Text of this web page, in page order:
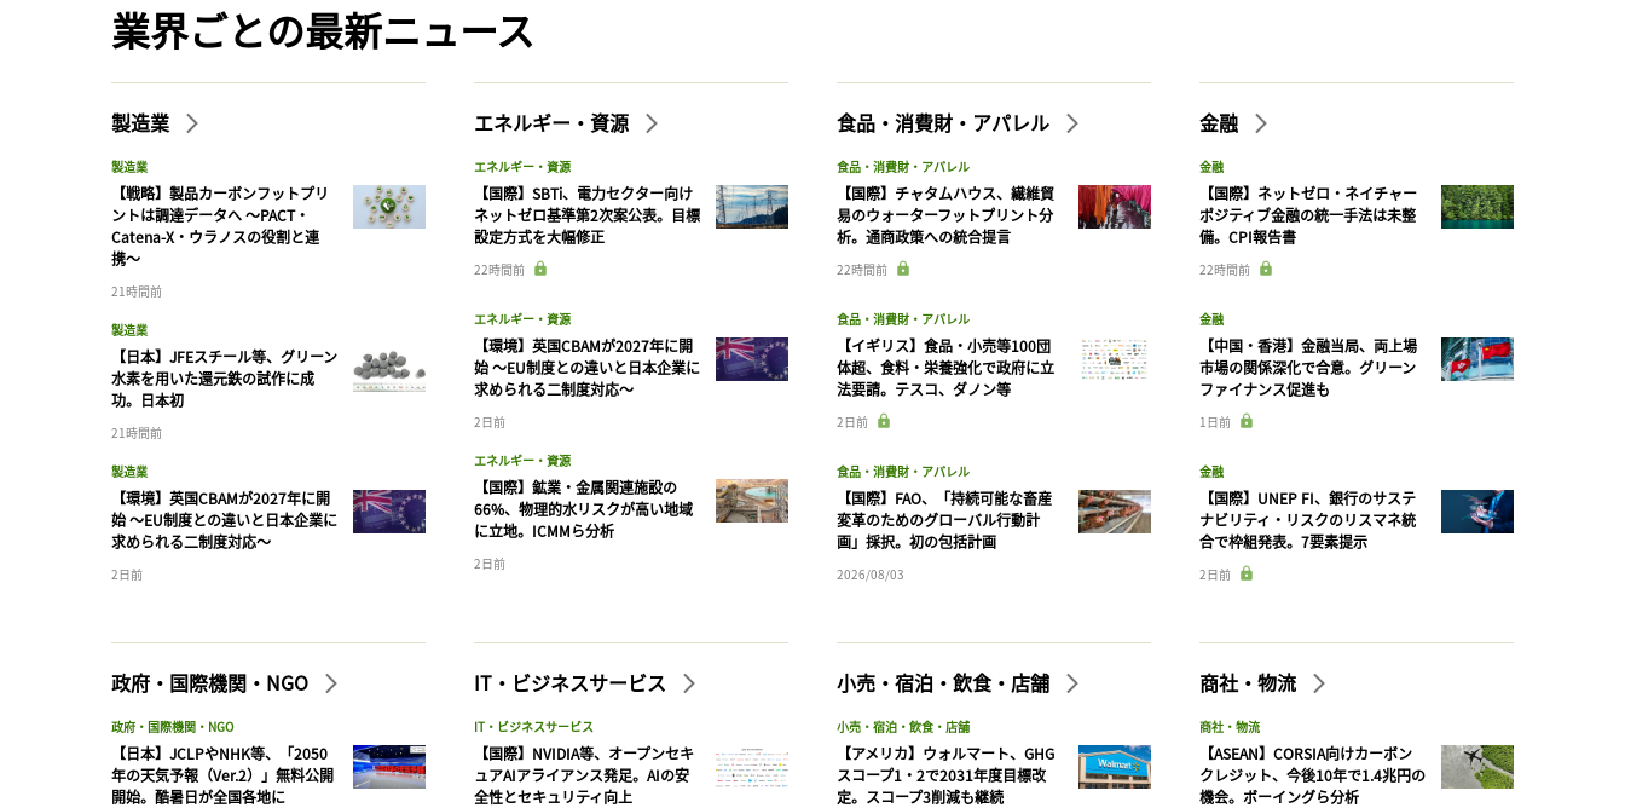
業界ごとの最新ニュース
製造業
製造業
【戦略】製品カーボンフットプリ
ントは調達データへ 〜PACT・
Catena-X・ウラノスの役割と連
携〜
21時間前
製造業
【日本】JFEスチール等、グリーン
水素を用いた還元鉄の試作に成
功。日本初
21時間前
製造業
【環境】英国CBAMが2027年に開
始 〜EU制度との違いと日本企業に
求められる二制度対応〜
2日前
エネルギー・資源
エネルギー・資源
【国際】SBTi、電力セクター向け
ネットゼロ基準第2次案公表。目標
設定方式を大幅修正
22時間前
エネルギー・資源
【環境】英国CBAMが2027年に開
始 〜EU制度との違いと日本企業に
求められる二制度対応〜
2日前
エネルギー・資源
【国際】鉱業・金属関連施設の
66%、物理的水リスクが高い地域
に立地。ICMMら分析
2日前
食品・消費財・アパレル
食品・消費財・アパレル
【国際】チャタムハウス、繊維貿
易のウォーターフットプリント分
析。通商政策への統合提言
22時間前
食品・消費財・アパレル
【イギリス】食品・小売等100団
体超、食料・栄養強化で政府に立
法要請。テスコ、ダノン等
2日前
食品・消費財・アパレル
【国際】FAO、「持続可能な畜産
変革のためのグローバル行動計
画」採択。初の包括計画
2026/08/03
金融
金融
【国際】ネットゼロ・ネイチャー
ポジティブ金融の統一手法は未整
備。CPI報告書
22時間前
金融
【中国・香港】金融当局、両上場
市場の関係深化で合意。グリーン
ファイナンス促進も
1日前
金融
【国際】UNEP FI、銀行のサステ
ナビリティ・リスクのリスマネ統
合で枠組発表。7要素提示
2日前
政府・国際機関・NGO
政府・国際機関・NGO
【日本】JCLPやNHK等、「2050
年の天気予報（Ver.2）」無料公開
開始。酷暑日が全国各地に
IT・ビジネスサービス
IT・ビジネスサービス
【国際】NVIDIA等、オープンセキ
ュアAIアライアンス発足。AIの安
全性とセキュリティ向上
小売・宿泊・飲食・店舗
小売・宿泊・飲食・店舗
【アメリカ】ウォルマート、GHG
スコープ1・2で2031年度目標改
定。スコープ3削減も継続
商社・物流
商社・物流
【ASEAN】CORSIA向けカーボン
クレジット、今後10年で1.4兆円の
機会。ボーイングら分析
記事をお気に入りに保存するには
ログインが必要です